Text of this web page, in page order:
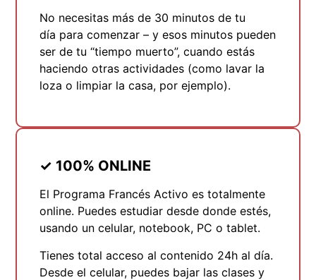
No necesitas más de 30 minutos de tu
día para comenzar – y esos minutos pueden
ser de tu “tiempo muerto”, cuando estás
haciendo otras actividades (como lavar la
loza o limpiar la casa, por ejemplo).
✓ 100% ONLINE
El Programa Francés Activo es totalmente
online. Puedes estudiar desde donde estés,
usando un celular, notebook, PC o tablet.
Tienes total acceso al contenido 24h al día.
Desde el celular, puedes bajar las clases y